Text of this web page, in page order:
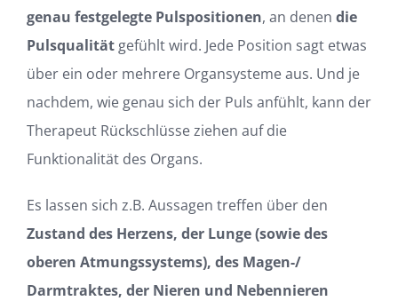
genau festgelegte Pulspositionen, an denen die
Pulsqualitätgefühlt wird. Jede Position sagt etwas
über ein oder mehrere Organsysteme aus. Und je
nachdem, wie genau sich der Puls anfühlt, kann der
Therapeut Rückschlüsse ziehen auf die
Funktionalität des Organs.
Es lassen sich z.B. Aussagen treffen über den
Zustand des Herzens, der Lunge (sowie des
oberen Atmungssystems), des Magen-/
Darmtraktes, der Nieren und Nebennieren